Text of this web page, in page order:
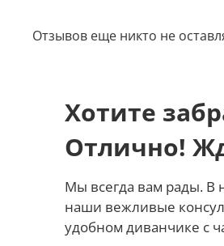
Отзывов еще никто не
Хотите
Отлично!
Мы всегда вам рады. В
наши вежливые
удобном диванчике с